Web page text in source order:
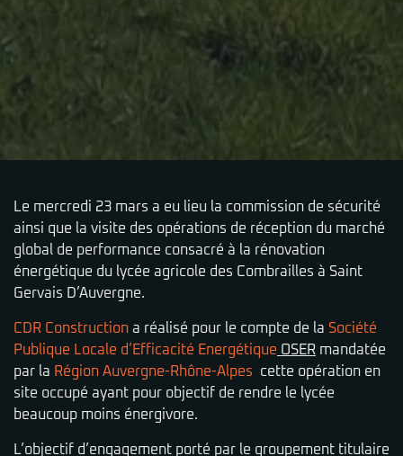
Le mercredi 23 mars a eu lieu la commission de sécurité
ainsi que la visite des opérations de réception du marché
global de performance consacré à la rénovation
énergétique du lycée agricole des Combrailles à Saint
Gervais D’Auvergne.
CDR Construction a réalisé pour le compte de la Société
Publique Locale d’Efficacité Energétique OSER mandatée
par la Région Auvergne-Rhône-Alpes cette opération en
site occupé ayant pour objectif de rendre le lycée
beaucoup moins énergivore.
L’objectif d’engagement porté par le groupement titulaire